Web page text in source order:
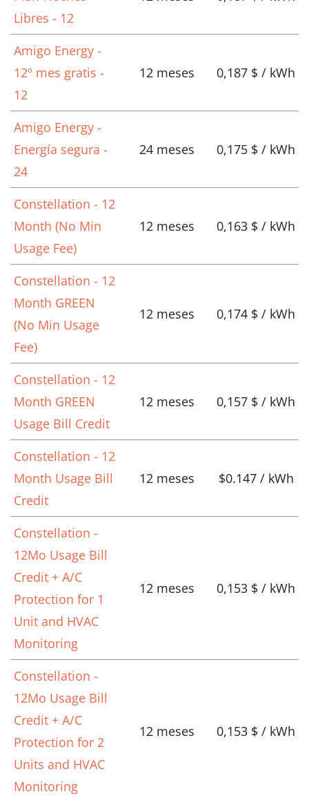
Libres - 12
Amigo Energy -
12º mes gratis -
12
12 meses 0,187 $ / kWh
Amigo Energy -
Energía segura -
24
24 meses 0,175 $ / kWh
Constellation - 12
Month (No Min
Usage Fee)
12 meses 0,163 $ / kWh
Constellation - 12
Month GREEN
(No Min Usage
Fee)
12 meses 0,174 $ / kWh
Constellation - 12
Month GREEN
Usage Bill Credit
12 meses 0,157 $ / kWh
Constellation - 12
Month Usage Bill
Credit
12 meses $0.147 / kWh
Constellation -
12Mo Usage Bill
Credit + A/C
Protection for 1
Unit and HVAC
Monitoring
12 meses 0,153 $ / kWh
Constellation -
12Mo Usage Bill
Credit + A/C
Protection for 2
Units and HVAC
Monitoring
12 meses 0,153 $ / kWh